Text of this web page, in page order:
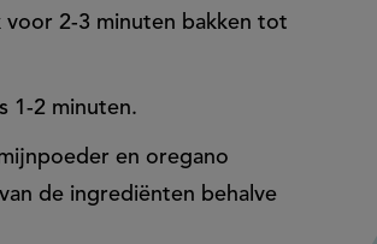
voor 2-3 minuten bakkentot
1-2 minuten.
en oregano
de ingrediënten behalve